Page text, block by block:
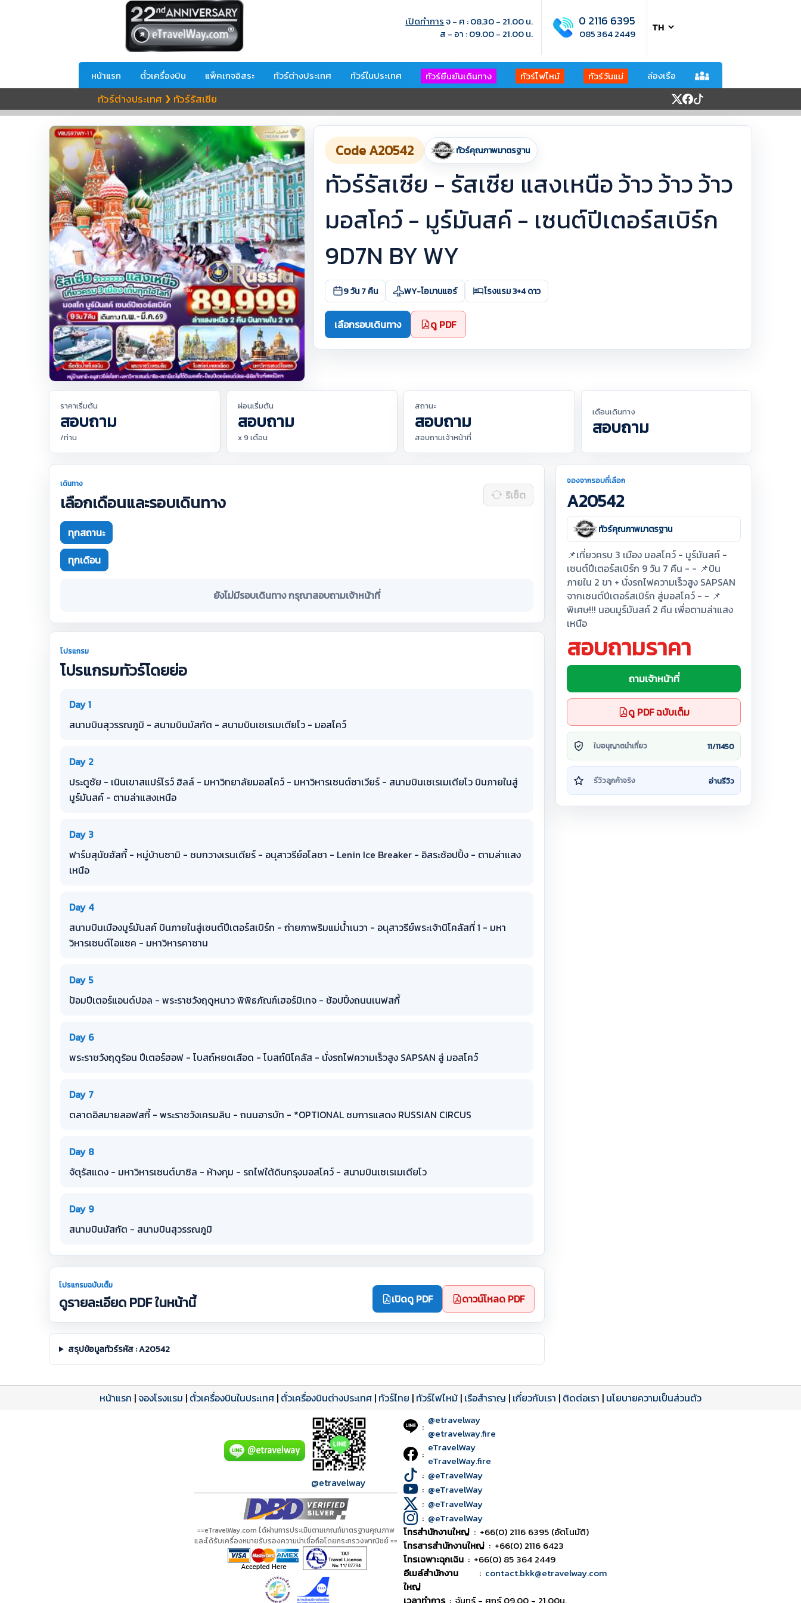
เปิดทำการจ - ศ : 08.30 - 21.00 น.
ส - อา : 09.00 - 21.00 น.
0 2116 6395
085 364 2449
หน้าแรก ตั๋วเครื่องบิน แพ็คเกจอิสระ ทัวร์ต่างประเทศ ทัวร์ในประเทศ ทัวร์ยืนยันเดินทาง ทัวร์ไฟไหม้ ทัวร์วันแม่ ล่องเรือ
ทัวร์ต่างประเทศ ❯ ทัวร์รัสเซีย
Code A20542 ทัวร์คุณภาพมาตรฐาน
ทัวร์รัสเซีย - รัสเซีย แสงเหนือ ว้าว ว้าว ว้าว
มอสโคว์ - มูร์มันสค์ - เซนต์ปีเตอร์สเบิร์ก
9D7N BY WY
9 วัน 7 คืน WY-โอมานแอร์ โรงแรม 3+4 ดาว
เลือกรอบเดินทาง ดู PDF
ราคาเริ่มต้น
สอบถาม
/ท่าน
ผ่อนเริ่มต้น
สอบถาม
x 9 เดือน
สถานะ
สอบถาม
สอบถามเจ้าหน้าที่
เดือนเดินทาง
สอบถาม
เดินทาง
เลือกเดือนและรอบเดินทาง รีเซ็ต
ทุกสถานะ
ทุกเดือน
ยังไม่มีรอบเดินทาง กรุณาสอบถามเจ้าหน้าที่
โปรแกรม
โปรแกรมทัวร์โดยย่อ
Day 1
สนามบินสุวรรณภูมิ - สนามบินมัสกัต - สนามบินเชเรเมเตียโว - มอสโคว์
Day 2
ประตูชัย - เนินเขาสแปร์โรว์ ฮิลล์ - มหาวิทยาลัยมอสโคว์ - มหาวิหารเซนต์ซาเวียร์ - สนามบินเชเรเมเตียโว บินภายในสู่
มูร์มันสค์ - ตามล่าแสงเหนือ
Day 3
ฟาร์มสุนัขฮัสกี้ - หมู่บ้านซามิ - ชมกวางเรนเดียร์ - อนุสาวรีย์อโลชา - Lenin Ice Breaker - อิสระช้อปปิ้ง - ตามล่าแสง
เหนือ
Day 4
สนามบินเมืองมูร์มันสค์ บินภายในสู่เซนต์ปีเตอร์สเบิร์ก - ถ่ายภาพริมแม่น้ำเนวา - อนุสาวรีย์พระเจ้านิโคลัสที่ 1 - มหา
วิหารเซนต์ไอแซค - มหาวิหารคาซาน
Day 5
ป้อมปีเตอร์แอนด์ปอล - พระราชวังฤดูหนาว พิพิธภัณฑ์เฮอร์มิเทจ - ช้อปปิ้งถนนเนฟสกี้
Day 6
พระราชวังฤดูร้อน ปีเตอร์ฮอฟ - โบสถ์หยดเลือด - โบสถ์นิโคลัส - นั่งรถไฟความเร็วสูง SAPSAN สู่ มอสโคว์
Day 7
ตลาดอิสมายลอฟสกี้ - พระราชวังเครมลิน - ถนนอารบัท - *OPTIONAL ชมการแสดง RUSSIAN CIRCUS
Day 8
จัตุรัสแดง - มหาวิหารเซนต์บาซิล - ห้างกุม - รถไฟใต้ดินกรุงมอสโคว์ - สนามบินเชเรเมเตียโว
Day 9
สนามบินมัสกัต - สนามบินสุวรรณภูมิ
โปรแกรมฉบับเต็ม
ดูรายละเอียด PDF ในหน้านี้ เปิดดู PDF ดาวน์โหลด PDF
สรุปข้อมูลทัวร์รหัส : A20542
จองจากรอบที่เลือก
A20542
ทัวร์คุณภาพมาตรฐาน
📌เที่ยวครบ 3 เมือง มอสโคว์ - มูร์มันสค์ -
เซนต์ปีเตอร์สเบิร์ก 9 วัน 7 คืน - - 📌บิน
ภายใน 2 ขา + นั่งรถไฟความเร็วสูง SAPSAN
จากเซนต์ปีเตอร์สเบิร์ก สู่มอสโคว์ - - 📌
พิเศษ!!! นอนมูร์มันสค์ 2 คืน เพื่อตามล่าแสง
เหนือ
สอบถามราคา
ถามเจ้าหน้าที่
ดู PDF ฉบับเต็ม
ใบอนุญาตนำเที่ยว 11/11450
รีวิวลูกค้าจริง อ่านรีวิว
หน้าแรก |จองโรงแรม | ตั๋วเครื่องบินในประเทศ | ตั๋วเครื่องบินต่างประเทศ | ทัวร์ไทย | ทัวร์ไฟไหม้ | เรือสำราญ | เกี่ยวกับเรา | ติดต่อเรา | นโยบายความเป็นส่วนตัว
@etravelway
==eTravelWay.com ได้ผ่านการประเมินตามเกณฑ์มาตรฐานคุณภาพ
และได้รับเครื่องหมายรับรองความน่าเชื่อถือโดยกระทรวงพาณิชย์ ==
: @etravelway
@etravelway.fire
: eTravelWay
eTravelWay.fire
: @eTravelWay
: @eTravelWay
: @eTravelWay
: @eTravelWay
โทรสำนักงานใหญ่ : +66(0) 2116 6395 (อัตโนมัติ)
โทรสารสำนักงานใหญ่ : +66(0) 2116 6423
โทรเฉพาะฉุกเฉิน : +66(0) 85 364 2449
อีเมล์สำนักงาน
ใหญ่
: contact.bkk@etravelway.com